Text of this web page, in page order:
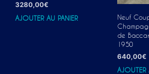
3280,00€
AJOUTER AU PANIER
Neuf
de
1950
640,00€
AJOUTER